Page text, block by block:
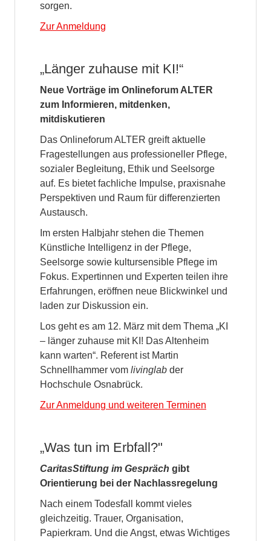
sorgen.
Zur Anmeldung
„Länger zuhause mit KI!“
Neue Vorträge im Onlineforum ALTER
zum Informieren, mitdenken,
mitdiskutieren
Das Onlineforum ALTER greift aktuelle
Fragestellungen aus professioneller Pflege,
sozialer Begleitung, Ethik und Seelsorge
auf. Es bietet fachliche Impulse, praxisnahe
Perspektiven und Raum für differenzierten
Austausch.
Im ersten Halbjahr stehen die Themen
Künstliche Intelligenz in der Pflege,
Seelsorge sowie kultursensible Pflege im
Fokus. Expertinnen und Experten teilen ihre
Erfahrungen, eröffnen neue Blickwinkel und
laden zur Diskussion ein.
Los geht es am 12. März mit dem Thema „KI
– länger zuhause mit KI! Das Altenheim
kann warten“. Referent ist Martin
Schnellhammer vom livinglab der
Hochschule Osnabrück.
Zur Anmeldung und weiteren Terminen
„Was tun im Erbfall?"
CaritasStiftung im Gespräch gibt
Orientierung bei der Nachlassregelung
Nach einem Todesfall kommt vieles
gleichzeitig. Trauer, Organisation,
Papierkram. Und die Angst, etwas Wichtiges